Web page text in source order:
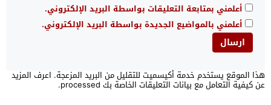
أعلمني بمتابعة التعليقات بواسطة البريد الإلكتروني.
أعلمني بالمواضيع الجديدة بواسطة البريد الإلكتروني.
هذا الموقع يستخدم خدمة أكيسميت للتقليل من البريد المزعجة. اعرف المزيد
عن كيفية التعامل مع بيانات التعليقات الخاصة بك processed .